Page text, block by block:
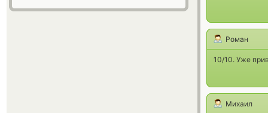
Роман
10/10. Уже
Михаил